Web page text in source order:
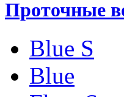
Проточные
Blue S
Blue